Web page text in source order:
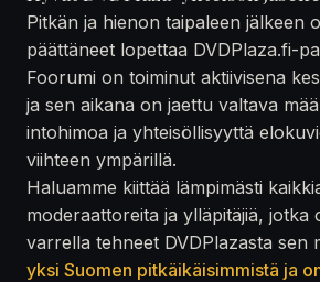
Pitkän ja hienon taipaleen jälkeen
päättäneet lopettaa DVDPlaza.fi-
Foorumi on toiminut aktiivisena
ja sen aikana on jaettu valtava
intohimoa ja yhteisöllisyyttä
viihteen ympärillä.
Haluamme kiittää lämpimästi
moderaattoreita ja ylläpitäjiä, jotka
varrella tehneet DVDPlazasta
yksi Suomen pitkäikäisimmistä ja